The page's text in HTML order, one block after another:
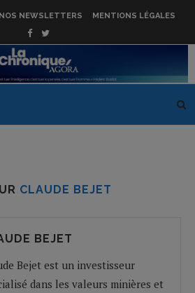
NOS NEWSLETTERS MENTIONS LÉGALES
CLAUDE BEJET
BEJET
Bejet est un investisseur
dans les valeurs minières et